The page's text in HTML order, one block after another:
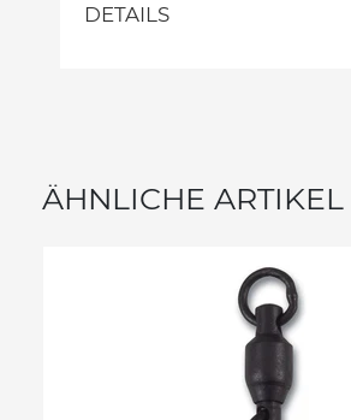
DETAILS
ÄHNLICHE ARTIKEL